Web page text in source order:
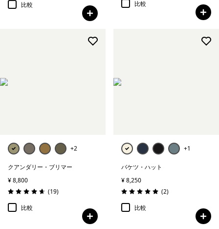
比較
比較
+2
クアンダリー・ブリマー
¥ 8,800
評価: 4.6 / 5
(19レビュー
)
比較
+1
バケツ・ハット
¥ 8,250
評価: 5.0 / 5
(2レビュー
)
比較